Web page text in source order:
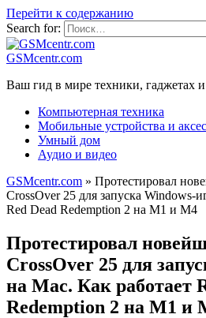
Перейти к содержанию
Search for:
GSMcentr.com
Ваш гид в мире техники, гаджетах
Компьютерная техника
Мобильные устройства и
Умный дом
Аудио и видео
GSMcentr.com » Протестировал
CrossOver 25 для запуска Windows-
Red Dead Redemption 2 на M1 и M4
Протестировал
CrossOver 25 для
на Mac. Как работает
Redemption 2 на M1 и